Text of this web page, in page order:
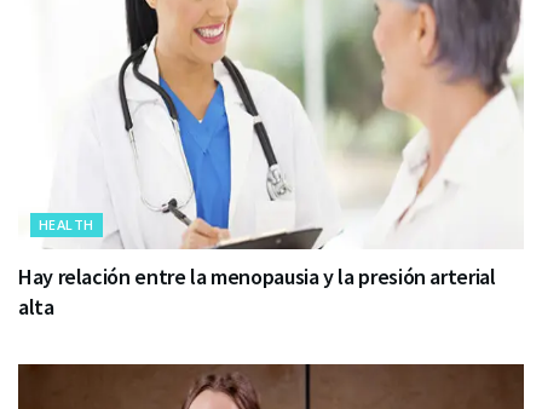
HEALTH
Hay relación entre la menopausia y la presión arterial
alta